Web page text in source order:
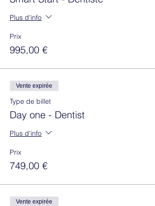
Plus d'info
Prix
995,00 €
Vente expirée
Type de billet
Day one - Dentist
Plus d'info
Prix
749,00 €
Vente expirée